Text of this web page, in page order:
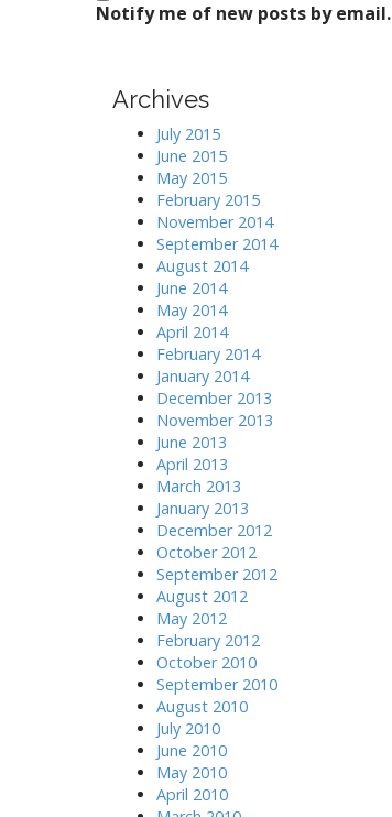
Notify me of new posts by email.
Archives
July 2015
June 2015
May 2015
February 2015
November 2014
September 2014
August 2014
June 2014
May 2014
April 2014
February 2014
January 2014
December 2013
November 2013
June 2013
April 2013
March 2013
January 2013
December 2012
October 2012
September 2012
August 2012
May 2012
February 2012
October 2010
September 2010
August 2010
July 2010
June 2010
May 2010
April 2010